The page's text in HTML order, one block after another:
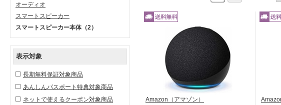
オーディオ
スマートスピーカー
スマートスピーカー本体（2）
表示対象
長期無料保証対象商品
あんしんパスポート特典対象商品
ネットで使えるクーポン対象商品
Amazon（アマゾン）